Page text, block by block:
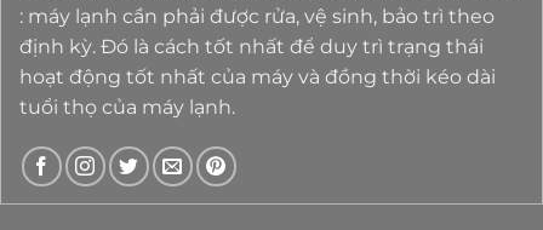
: máy lạnh cần phải được rửa, vệ sinh, bảo trì theo
định kỳ. Đó là cách tốt nhất để duy trì trạng thái
hoạt động tốt nhất của máy và đồng thời kéo dài
tuổi thọ của máy lạnh.